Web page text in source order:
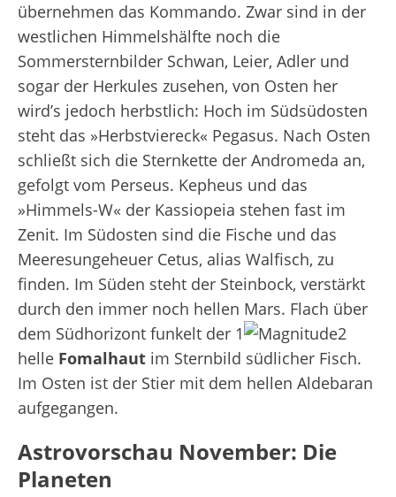
übernehmen das Kommando. Zwar sind in der
westlichen Himmelshälfte noch die
Sommersternbilder Schwan, Leier, Adler und
sogar der Herkules zusehen, von Osten her
wird’s jedoch herbstlich: Hoch im Südsüdosten
steht das »Herbstviereck« Pegasus. Nach Osten
schließt sich die Sternkette der Andromeda an,
gefolgt vom Perseus. Kepheus und das
»Himmels-W« der Kassiopeia stehen fast im
Zenit. Im Südosten sind die Fische und das
Meeresungeheuer Cetus, alias Walfisch, zu
finden. Im Süden steht der Steinbock, verstärkt
durch den immer noch hellen Mars. Flach über
dem Südhorizont funkelt der 1
2
helle Fomalhaut im Sternbild südlicher Fisch.
Im Osten ist der Stier mit dem hellen Aldebaran
aufgegangen.
Astrovorschau November: Die
Planeten